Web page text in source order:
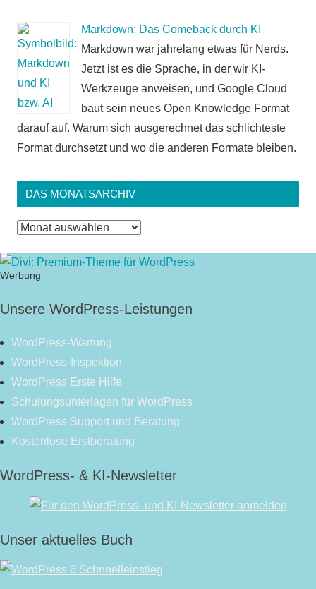
Markdown: Das Comeback durch KI
Markdown war jahrelang etwas für Nerds.
Jetzt ist es die Sprache, in der wir KI-
Werkzeuge anweisen, und Google Cloud
baut sein neues Open Knowledge Format
darauf auf. Warum sich ausgerechnet das schlichteste
Format durchsetzt und wo die anderen Formate bleiben.
DAS MONATSARCHIV
Das
Werbung
Unsere WordPress-Leistungen
WordPress-Wartung
WordPress-Inspektion
WordPress Erste Hilfe
Schulungsunterlagen für WordPress
WordPress Support und Beratung
Kostenlose Erstberatung
WordPress- & KI-Newsletter
Unser aktuelles Buch